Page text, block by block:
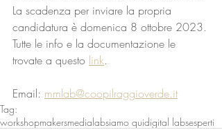
La scadenza per inviare la propria
candidatura è domenica 8 ottobre 2023.
Tutte le info e la documentazione le
trovate a questo link.
Email: mmlab@coopilraggioverde.it
Tag:
workshopmakersmedialabsiamo quidigital labsesperti